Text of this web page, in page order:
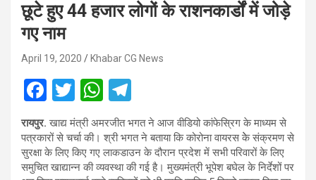
छूटे हुए 44 हजार लोगों के राशनकार्डों में जोड़े
गए नाम
April 19, 2020 Khabar CG News
F
a
ce
b
T
wi
tt
er
W
h
at
s
el
e
gr
रायपुर. खाद्य मंत्री अमरजीत भगत ने आज वीडियो कांफेस्रिग के माध्यम से
पत्रकारों से चर्चा की। श्री भगत ने बताया कि कोरोना वायरस केे संक्रमण से
सुरक्षा के लिए किए गए लाकडाउन के दौरान प्रदेश में सभी परिवारों के लिए
समुचित खाद्यान्न की व्यवस्था की गई है। मुख्यमंत्री भूपेश बघेल के निर्देशों पर